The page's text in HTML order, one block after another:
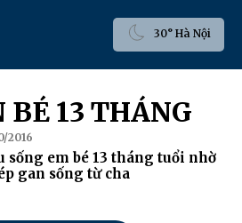
30° Hà Nội
BÉ 13 THÁNG
2016
sống em bé 13 tháng tuổi nhờ
gan sống từ cha